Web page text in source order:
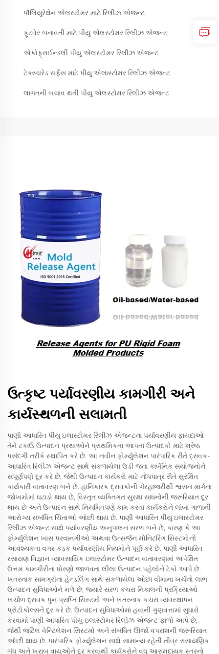
પૉલિયુરેથેન એલસ્ટોમર માટે રિલીઝ એજન્ટ
ફૂટવેર બનાવતી માટે પીયુ એલસ્ટોમર રિલીઝ એજન્ટ
એકોફ્રાઈન્ડલી પીયુ એલસ્ટોમર રિલીઝ એજન્ટ
ટેક્સ્ચરેડ સર્ફેસ માટે પીયુ એલાસ્ટોમર રિલીઝ એજન્ટ
લાગતની બચાવ થતી પીયુ એલસ્ટોમર રિલીઝ એજન્ટ
ઉત્કૃષ્ટ પર્યાવરણીય કામગીરી અને
કાર્યસ્થળની સલામતી
પાણી આધારિત પીયુ ઇલાસ્ટોમર રિલીઝ એજન્ટના પર્યાવરણીય ફાયદાઓ
તેને ટકાઉ ઉત્પાદન પ્રથાઓને પ્રાથમિકતા આપતા ઉત્પાદકો માટે શ્રેષ્ઠ
પસંદગી તરીકે સ્થાપિત કરે છે. આ નવીન ફોર્મ્યુલેશન પારંપારિક રીતે દ્રાવક-
આધારિત રિલીઝ એજન્ટ સાથે સંકળાયેલા ઉડી જતા કાર્બનિક સંયોજનોને
સંપૂર્ણપણે દૂર કરે છે, જેથી ઉત્પાદન કાર્યકરો માટે નોંધપાત્ર રીતે સુરક્ષિત
કાર્યકારી વાતાવરણ બને છે. હાનિકારક દ્રાવકોની ગેરહાજરીથી શ્વસન માર્ગના
જોખમોમાં ઘટાડો થાય છે, વિસ્તૃત વ્યક્તિગત સુરક્ષા સાધનોની જરૂરિયાત દૂર
થાય છે અને ઉત્પાદન સાથે નિયમિતપણે કામ કરતા કાર્યકરોને લાંબા ગાળાની
આરોગ્ય સંબંધિત ચિંતાઓ ઓછી થાય છે. પાણી આધારિત પીયુ ઇલાસ્ટોમર
રિલીઝ એજન્ટ સાથે પર્યાવરણીય અનુપાલન સરળ બને છે, કારણ કે આ
ફોર્મ્યુલેશન ખાસ પરવાનગીઓ અથવા ઉત્સર્જન મોનિટરિંગ સિસ્ટમોની
આવશ્યકતા વગર કડક પર્યાવરણીય નિયમોને પૂર્ણ કરે છે. પાણી આધારિત
રસાયણ વિજ્ઞાન વ્યાવસાયિક ઇલાસ્ટોમર ઉત્પાદન વાતાવરણમાં અપેક્ષિત
ઉત્તમ કામગીરીના ધોરણો જાળવતા લીલા ઉત્પાદન પહેલોને ટેકો આપે છે.
ખતરનાક સામગ્રીના હેન્ડલિંગ સાથે સંકળાયેલા ઓછા વીમાના ખર્ચનો લાભ
ઉત્પાદન સુવિધાઓને મળે છે, જ્યારે સરળ કચરા નિકાલની પ્રક્રિયાઓ
ખર્ચાળ દ્રાવક પુનઃપ્રાપ્તિ સિસ્ટમો અને ખતરનાક કચરા વ્યવસ્થાપન
પ્રોટોકોલ્સને દૂર કરે છે. ઉત્પાદન સુવિધાઓમાં હવાની ગુણવત્તામાં સુધારો
કરવામાં પાણી આધારિત પીયુ ઇલાસ્ટોમર રિલીઝ એજન્ટ ફાળો આપે છે,
જેથી જટિલ વેન્ટિલેશન સિસ્ટમો અને સંબંધિત ઊર્જા વપરાશની જરૂરિયાત
ઓછી થાય છે. પારંપારિક ફોર્મ્યુલેશન સાથે સામાન્ય રહેતી તીવ્ર રાસાયણિક
ગંધ અને ખરાબ વાયુઓને દૂર કરવાથી કાર્યકરોને વધુ આરામદાયક સ્તરનો